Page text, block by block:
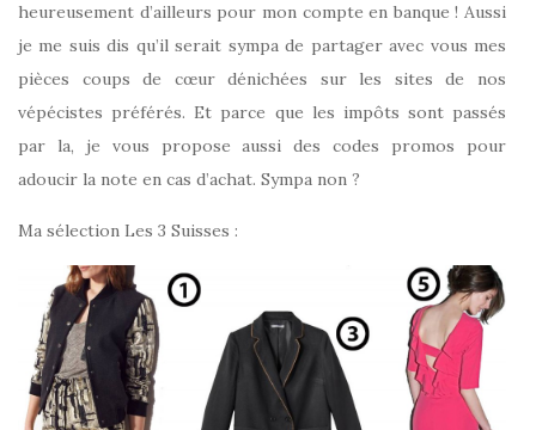
heureusement d’ailleurs pour mon compte en banque ! Aussi
je me suis dis qu’il serait sympa de partager avec vous mes
pièces coups de cœur dénichées sur les sites de nos
vépécistes préférés. Et parce que les impôts sont passés
par la, je vous propose aussi des codes promos pour
adoucir la note en cas d’achat. Sympa non ?
Ma sélection Les 3 Suisses :